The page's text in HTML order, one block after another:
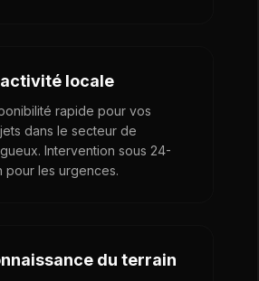
locale
rapide pour vos
dans le secteur de
Intervention sous 24-
pour les urgences.
du terrain